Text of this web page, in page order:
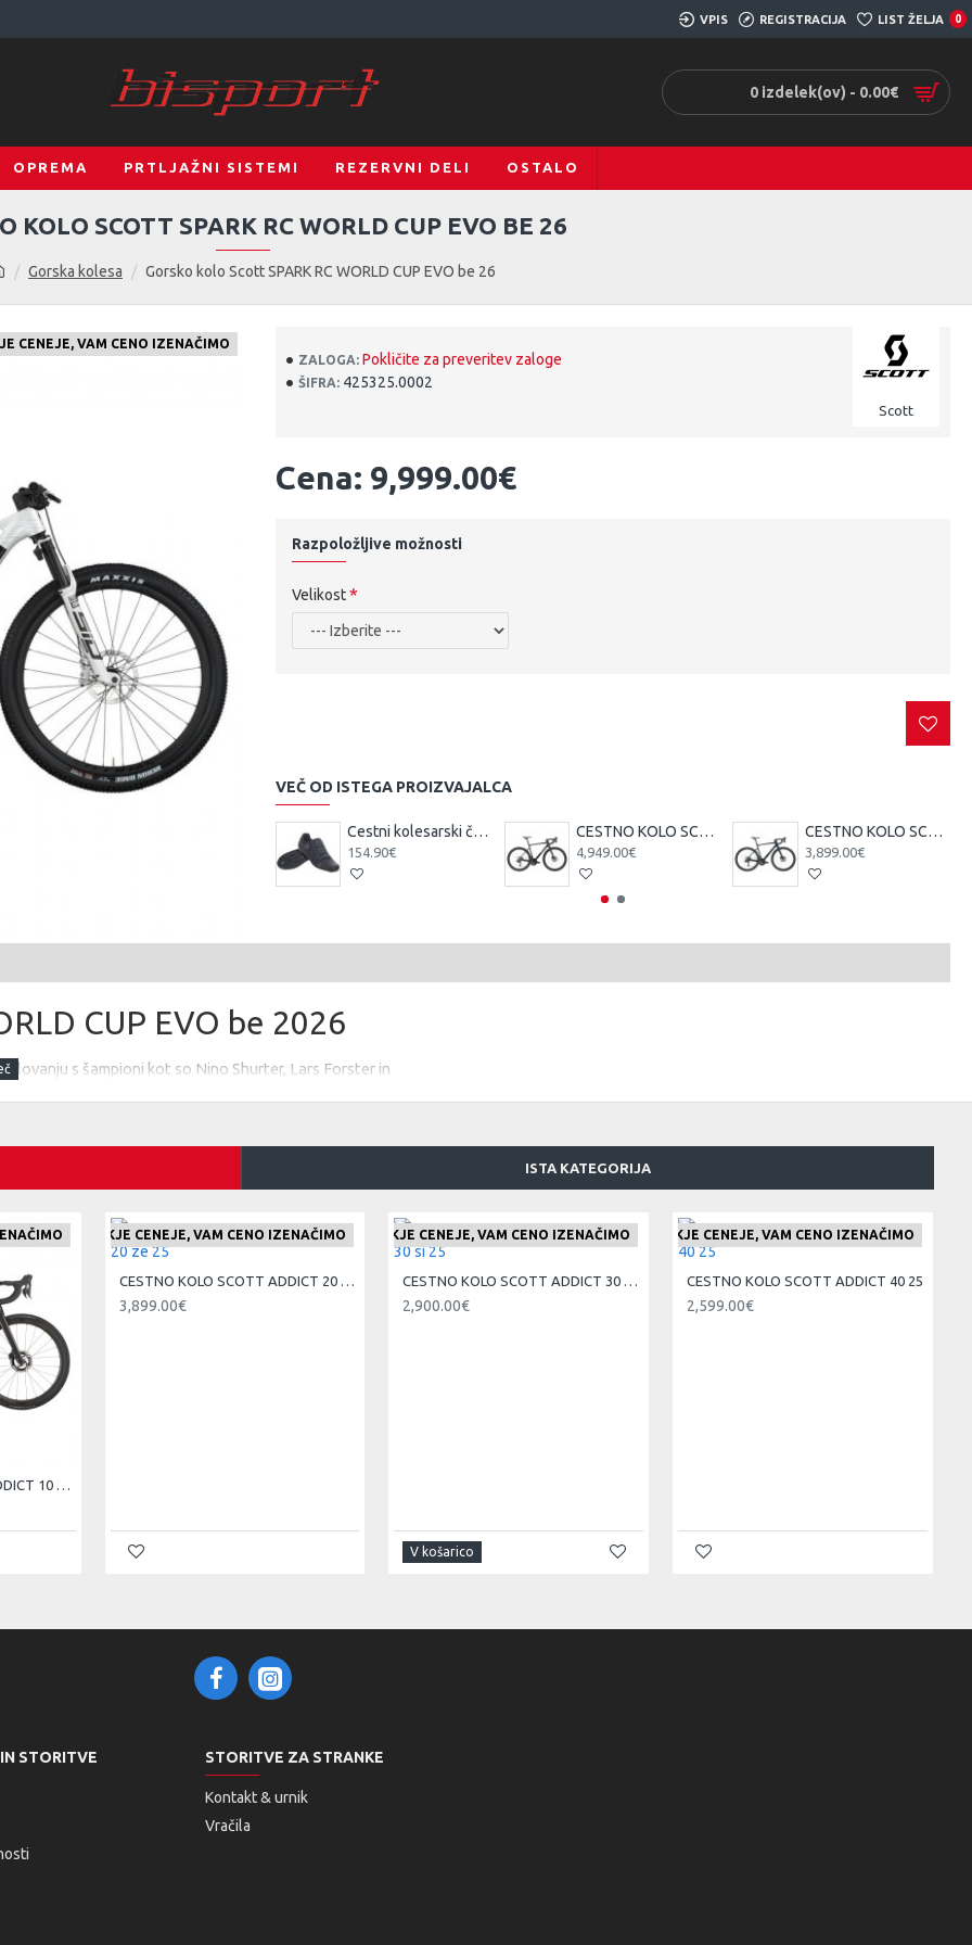
VPIS REGISTRACIJA LIST ŽELJA 0
0 izdelek(ov) - 0.00€
OPREMA PRTLJAŽNI SISTEMI REZERVNI DELI OSTALO
Gorska kolesa Gorsko kolo Scott SPARK RC WORLD CUP EVO be 26
KOLO SCOTT SPARK RC WORLD CUP EVO BE 26
CENEJE, VAM CENO IZENAČIMO
ZALOGA: Pokličite za preveritev zaloge
ŠIFRA: 425325.0002
Scott
Cena: 9,999.00€
Razpoložljive možnosti
Velikost
VEČ OD ISTEGA PROIZVAJALCA
Cestni kolesarski čevlji Scott Team BOA čr/tsi
154.90€
CESTNO KOLO SCOTT ADDICT 10 čr 25
4,949.00€
CESTNO KOLO SCOTT ADDICT 20 ze 25
3,899.00€
CUP EVO be 2026
s šampioni kot so Nino Shurter, Lars Forster in
Adjustable head angle / Syncros Cable Integration
FA Race Day damper 3 Modes / 15x110mm Maxle
Suspension / 3 Modes Lockout-Pedal-Descend /
Performance XC lock-on grips
150mm
ready Carbon rim 28H / DT Swiss 240 Ratchet EXP
ISTA KATEGORIJA
CESTNO KOLO SCOTT ADDICT 10 čr 25
IZDELEK KJE CENEJE, VAM CENO IZENAČIMO
CESTNO KOLO SCOTT ADDICT 20 ze 25
3,899.00€
ČE NAJDETE IZDELEK KJE CENEJE, VAM CENO IZENAČIMO
CESTNO KOLO SCOTT ADDICT 30 si 25
2,900.00€
V košarico
ČE NAJDETE IZDELEK KJE CENEJE, VAM CENO IZENAČIMO
CESTNO KOLO SCOTT ADDICT 40 25
2,599.00€
STORITVE STORITVE ZA STRANKE
Kontakt & urnik
Vračila